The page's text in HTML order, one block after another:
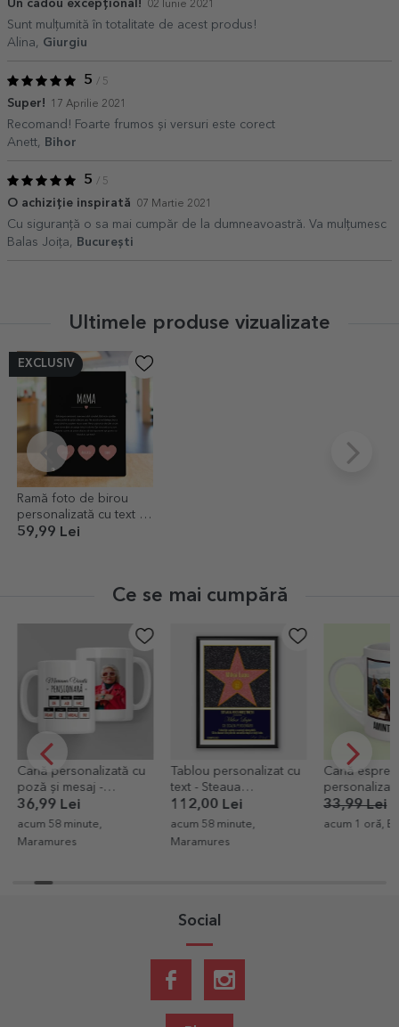
Un cadou excepțional! 02 Iunie 2021
Sunt mulțumită în totalitate de acest produs!
Alina, Giurgiu
5 / 5
Super! 17 Aprilie 2021
Recomand! Foarte frumos și versuri este corect
Anett,
Bihor
5 / 5
O achiziție inspirată 07 Martie 2021
Cu siguranță o sa mai cumpăr de la dumneavoastră. Va mulțumesc
Balas Joița,
București
Ultimele produse vizualizate
EXCLUSIV
Ramă foto de birou
personalizată cu text -
Mesaj pentru mama
59,99 Lei
Ce se mai cumpără
Cană personalizată cu
poză și mesaj -
Pensionare
36,99 Lei
acum 58 minute,
Maramures
Tablou personalizat cu
text - Steaua
recunoștinței pentru
pensionare
112,00 Lei
acum 58 minute,
Maramures
Cană
poze și text -
33,99 Lei
acum 1 oră,
Social